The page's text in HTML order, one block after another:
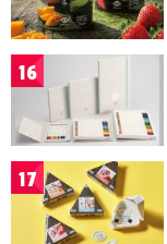
16
17